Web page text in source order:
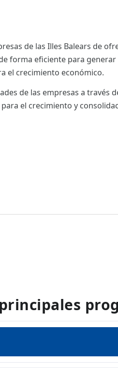
de las Illes Balears de
forma eficiente para
el crecimiento económico.
de las empresas a través
el crecimiento y